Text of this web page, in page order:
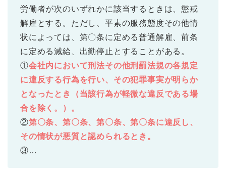
労働者が次のいずれかに該当するときは、懲戒
解雇とする。ただし、平素の服務態度その他情
状によっては、第〇条に定める普通解雇、前条
に定める減給、出勤停止とすることがある。
①会社内において刑法その他刑罰法規の各規定
に違反する行為を行い、その犯罪事実が明らか
となったとき（当該行為が軽微な違反である場
合を除く。）。
②第〇条、第〇条、第〇条、第〇条に違反し、
その情状が悪質と認められるとき。
③…